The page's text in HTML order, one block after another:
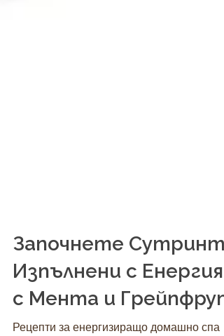
Започнете
Изпълнени с Енергия
с Мента и Грейпфрут